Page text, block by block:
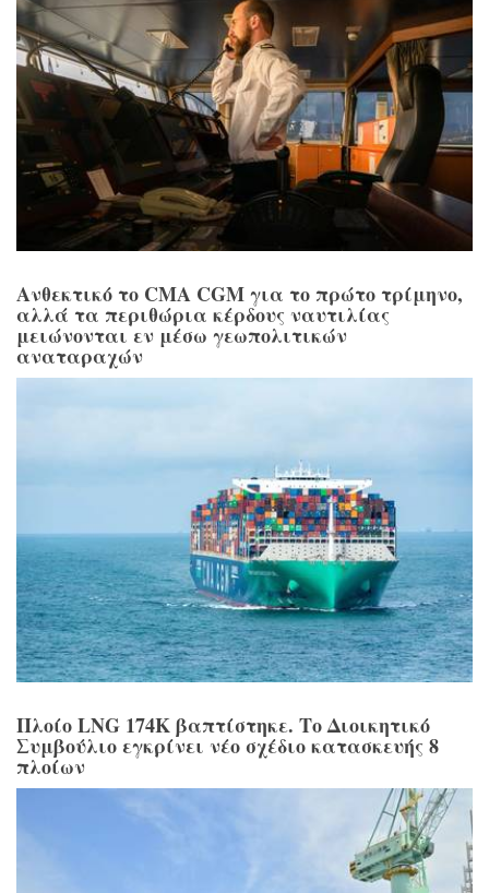
Ανθεκτικό το CMA CGM για το πρώτο τρίμηνο,
αλλά τα περιθώρια κέρδους ναυτιλίας
μειώνονται εν μέσω γεωπολιτικών
αναταραχών
Πλοίο LNG 174K βαπτίστηκε. Το Διοικητικό
Συμβούλιο εγκρίνει νέο σχέδιο κατασκευής 8
πλοίων